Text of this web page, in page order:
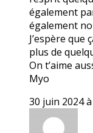
également
également
J’espère
plus de
On t’aime
Myo
30 juin 2024